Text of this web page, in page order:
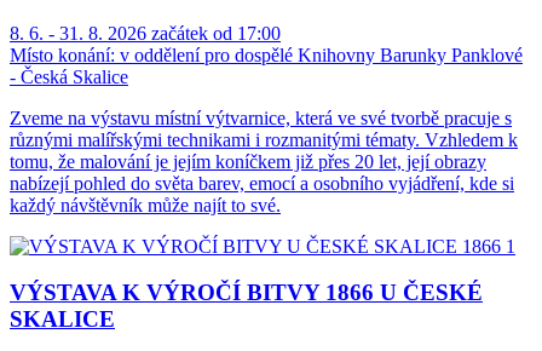
8. 6. - 31. 8. 2026 začátek od 17:00
Místo konání: v oddělení pro dospělé Knihovny Barunky Panklové
- Česká Skalice
Zveme na výstavu místní výtvarnice, která ve své tvorbě pracuje s
různými malířskými technikami i rozmanitými tématy. Vzhledem k
tomu, že malování je jejím koníčkem již přes 20 let, její obrazy
nabízejí pohled do světa barev, emocí a osobního vyjádření, kde si
každý návštěvník může najít to své.
VÝSTAVA K VÝROČÍ BITVY 1866 U ČESKÉ
SKALICE